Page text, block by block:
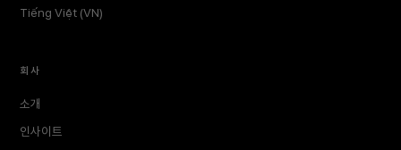
Tiếng Việt (VN)
회사
소개
인사이트